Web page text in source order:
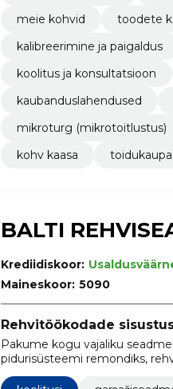
meie kohvid
toodete
kalibreerimine ja paigaldus
koolitus ja konsultatsioon
kaubanduslahendused
mikroturg (mikrotoitlustus)
kohv kaasa
BALTI
Krediidiskoor:
Maineskoor: 5090
Rehvitöökodade
Pakume kogu vajaliku
pidurisüsteemi remondiks,
hooldamiseks.